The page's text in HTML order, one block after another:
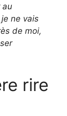
au
ne vais
de moi,
rire